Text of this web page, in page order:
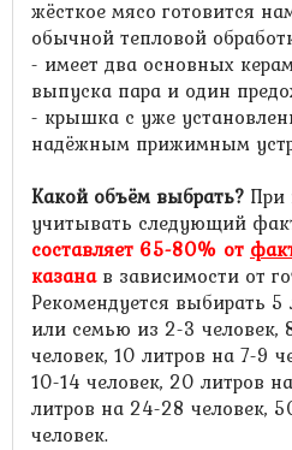
жёсткое мясо готовится
обычной тепловой
- имеет два основных
выпуска пара и один
- крышка с уже
надёжным прижимным
Какой объём выбрать? При
учитывать следующий
составляет 65-80% от
казанав зависимости от
Рекомендуется выбирать
или семью из 2-3 человек,
человек, 10 литров на 7-9
10-14 человек, 20 литров
литров на 24-28 человек,
человек.